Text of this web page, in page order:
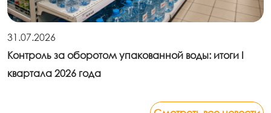
31.07.2026
Контроль за оборотом упакованной воды: итоги I
квартала 2026 года